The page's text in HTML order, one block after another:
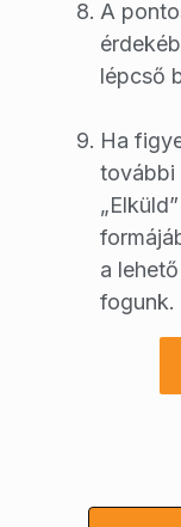
A
lépcső
Ha
további
a
fogunk.